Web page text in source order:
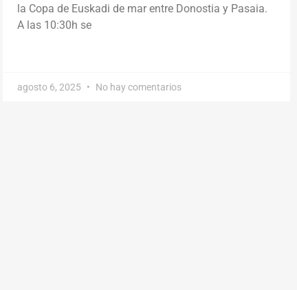
la Copa de Euskadi de mar entre Donostia y Pasaia.
A las 10:30h se
agosto 6, 2025 No hay comentarios